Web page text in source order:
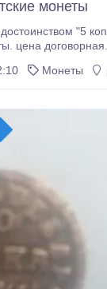
монеты
"5
цена договорная.
Монеты